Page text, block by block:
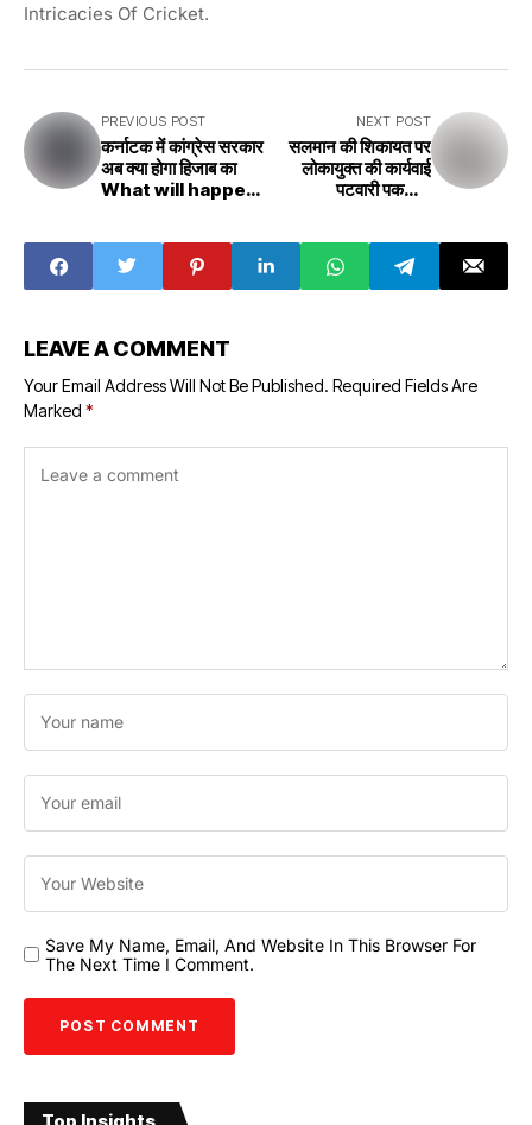
Intricacies Of Cricket.
PREVIOUS POST
कर्नाटक में कांग्रेस सरकार
अब क्या होगा हिजाब का
What will happen
Karnataka now?
NEXT POST
सलमान की शिकायत पर
लोकायुक्त की कार्यवाई
पटवारी पकड़ाया
Salman's
complaint,
Patwari caught
LEAVE A COMMENT
Your Email Address Will Not Be Published. Required Fields Are
Marked *
Save My Name, Email, And Website In This Browser For
The Next Time I Comment.